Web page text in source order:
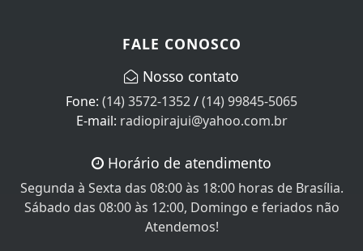
(14) 3572-1352/(14) 99845-5065
E-mail:radiopirajui@yahoo.com.br
Segunda à Sexta das 08:00 às 18:00 horas de Brasília.
Sábado das 08:00 às 12:00, Domingo e feriados não
Atendemos!